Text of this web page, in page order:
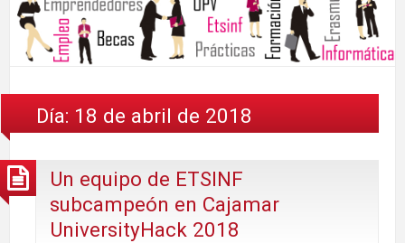
Día: 18 de abril de 2018
Un equipo de ETSINF
subcampeón en Cajamar
UniversityHack 2018